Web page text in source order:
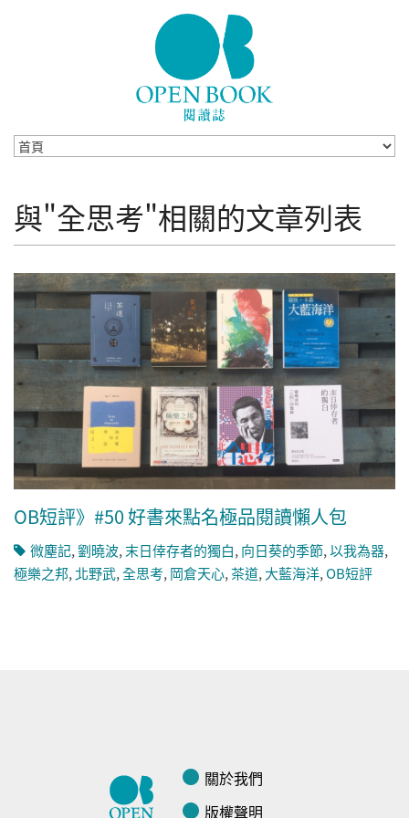
與"全思考"相關的文章列表
OB短評》#50 好書來點名極品閱讀懶人包
微塵記,劉曉波,末日倖存者的獨白,向日葵的季節,以我為器,
極樂之邦,北野武,全思考,岡倉天心,茶道,大藍海洋,OB短評
關於我們
版權聲明